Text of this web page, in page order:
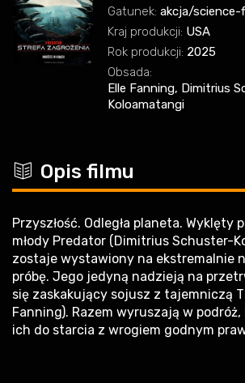
Gatunek: akcja/
Kraj produkcji: USA
Rok produkcji: 2025
Obsada:
Elle Fanning, Dimitrius
Koloamatangi
c Opis filmu
Przyszłość. Odległa planeta. Wyklęty
młody Predator (Dimitrius Schuster-
zostaje wystawiony na ekstremalnie
próbę. Jego jedyną nadzieją na
się zaskakujący sojusz z tajemniczą
Fanning). Razem wyruszają w
ich do starcia z wrogiem godnym